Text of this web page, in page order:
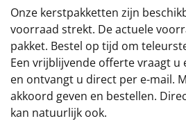
Particulier
Kerstgeschenken 2026
Relatiegeschenken
Cadeaubon
Onze kerstpakketten zijn
voorraad strekt. De actuele
pakket. Bestel op tijd om
Een vrijblijvende offerte vraagt u
en ontvangt u direct per e-mail.
akkoord geven en bestellen.
kan natuurlijk ook.